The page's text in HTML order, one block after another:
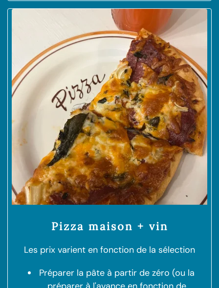
Pizza maison + vin
Les prix varient en fonction de la sélection
Préparer la pâte à partir de zéro (ou la